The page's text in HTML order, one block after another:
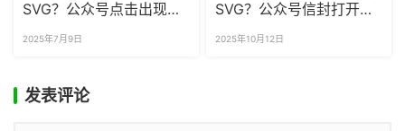
SVG？公众号点击出现图
2025年7月9日
SVG？公众号信封打开样
2025年10月12日
发表评论